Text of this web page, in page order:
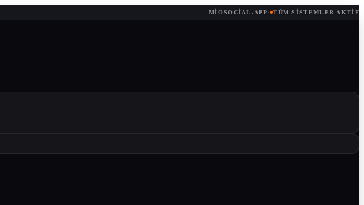
MIOSOCIAL.APP· TÜM SISTEMLER AKTIF